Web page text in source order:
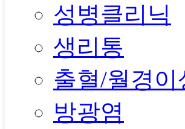
성병클리닉
생리통
출혈/월경이
방광염